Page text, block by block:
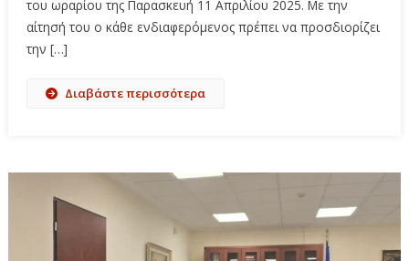
του ωραρίου της Παρασκευή 11 Απριλίου 2025. Με την
αίτησή του ο κάθε ενδιαφερόμενος πρέπει να προσδιορίζει
την […]
Διαβάστε περισσότερα